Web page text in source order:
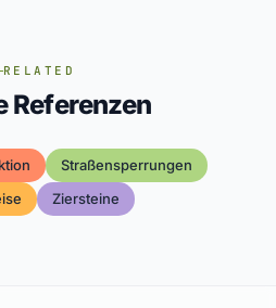
RELATED
Referenzen
Straßensperrungen
Ziersteine